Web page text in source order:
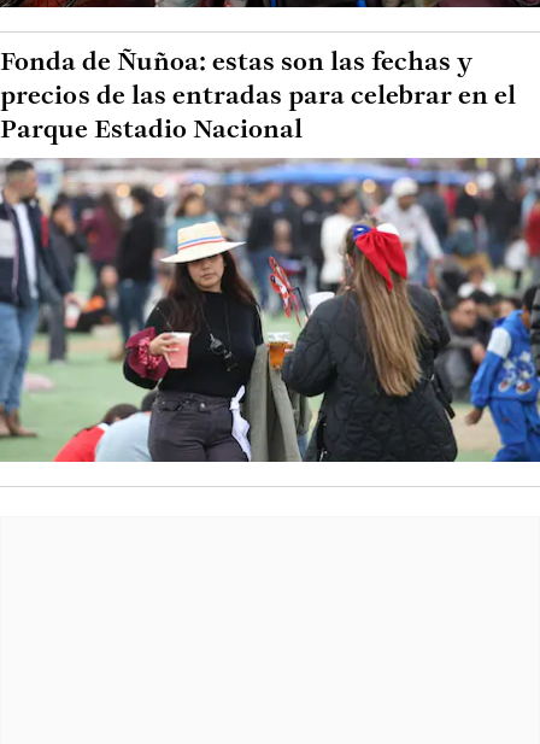
Fonda de Ñuñoa: estas son las fechas y
precios de las entradas para celebrar en el
Parque Estadio Nacional